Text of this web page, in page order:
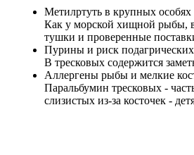
Метилртуть в крупных особях
Как у морской хищной рыбы,
тушки и проверенные
Пурины и риск подагрических
В тресковых содержится
Аллергены рыбы и мелкие
Паральбумин тресковых -
слизистых из‑за косточек -